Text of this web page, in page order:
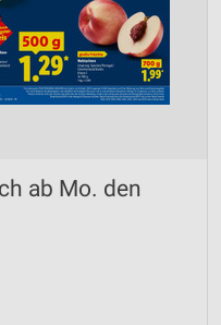
ab Mo. den